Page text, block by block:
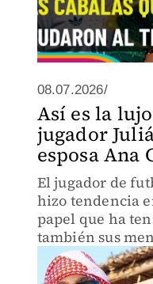
08.07.2026/
Así es la
jugador
esposa Ana
El jugador de
hizo tendencia
papel que ha
también sus
congruencia;
quieren saber